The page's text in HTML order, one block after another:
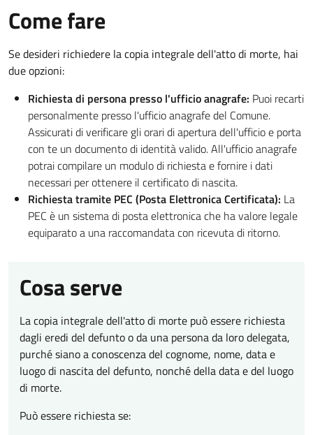
Come fare
Se desideri richiedere la copia integrale dell'atto di morte, hai
due opzioni:
Richiesta di persona presso l'ufficio anagrafe: Puoi recarti
personalmente presso l'ufficio anagrafe del Comune.
Assicurati di verificare gli orari di apertura dell'ufficio e porta
con te un documento di identità valido. All'ufficio anagrafe
potrai compilare un modulo di richiesta e fornire i dati
necessari per ottenere il certificato di nascita.
Richiesta tramite PEC (Posta Elettronica Certificata): La
PEC è un sistema di posta elettronica che ha valore legale
equiparato a una raccomandata con ricevuta di ritorno.
Cosa serve
La copia integrale dell'atto di morte può essere richiesta
dagli eredi del defunto o da una persona da loro delegata,
purché siano a conoscenza del cognome, nome, data e
luogo di nascita del defunto, nonché della data e del luogo
di morte.
Può essere richiesta se: